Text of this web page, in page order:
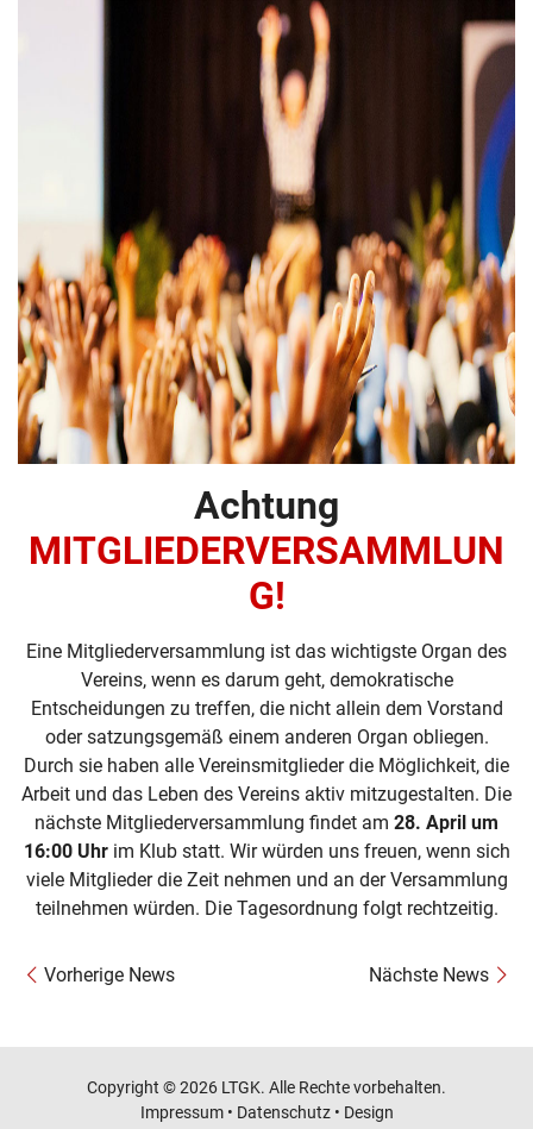
Achtung
MITGLIEDERVERSAMMLUN
G!
Eine Mitgliederversammlung ist das wichtigste Organ des
Vereins, wenn es darum geht, demokratische
Entscheidungen zu treffen, die nicht allein dem Vorstand
oder satzungsgemäß einem anderen Organ obliegen.
Durch sie haben alle Vereinsmitglieder die Möglichkeit, die
Arbeit und das Leben des Vereins aktiv mitzugestalten. Die
nächste Mitgliederversammlung findet am 28. April um
16:00 Uhrim Klub statt. Wir würden uns freuen, wenn sich
viele Mitglieder die Zeit nehmen und an der Versammlung
teilnehmen würden. Die Tagesordnung folgt rechtzeitig.
Vorherige News Nächste News
Copyright © 2026 LTGK. Alle Rechte vorbehalten.
Impressum• Datenschutz• Design